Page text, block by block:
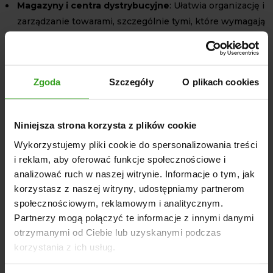
Zgoda Szczegóły O plikach cookies
Niniejsza strona korzysta z plików cookie
Wykorzystujemy pliki cookie do spersonalizowania treści
i reklam, aby oferować funkcje społecznościowe i
analizować ruch w naszej witrynie. Informacje o tym, jak
korzystasz z naszej witryny, udostępniamy partnerom
społecznościowym, reklamowym i analitycznym.
Partnerzy mogą połączyć te informacje z innymi danymi
otrzymanymi od Ciebie lub uzyskanymi podczas
korzystania z ich usług.
Magazyny i centra dystrybucyjne: Ułatwia organizację i
zarządzanie towarami, szczególnie tymi, które wymagają
: Zapewnia, że ładunki są
ryzyko przesunięć i uszkodzeń podczas transportu.
Porty i terminale przeładunkowe
transportu, zapewniając ich stabilność i
bezpieczeństwo.
Przejściówka na euroramkę ze sprężyną jest więc
nieocenionym narzędziem w nowoczesnej logistyce,
poprawiającym efektywność i bezpieczeństwo w
zarządzaniu ładunkami.
Przejściówka- ładowacz czołowy , mini ładowarka ,